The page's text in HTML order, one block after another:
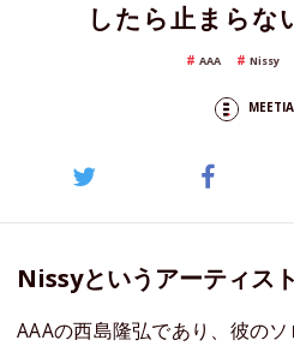
したら止まらな
AAA Nissy
Nissyというアーティス
AAAの西島隆弘であり、彼の